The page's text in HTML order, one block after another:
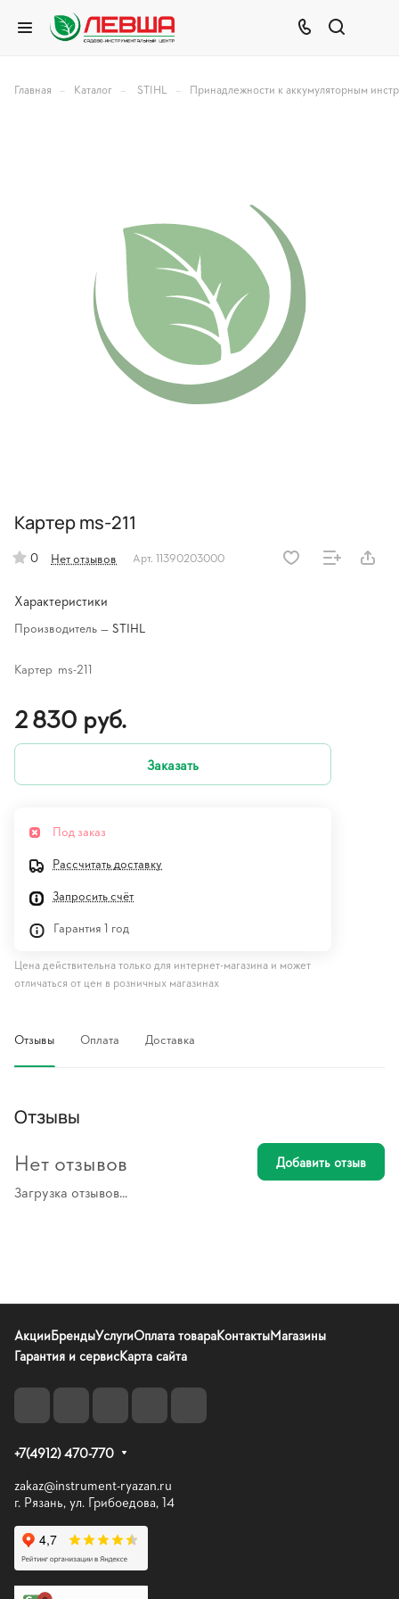
Главная – Каталог – STIHL – Принадлежности к аккумуляторным
Картер ms-211
0 Нет отзывов Арт. 11390203000
Характеристики
Производитель — STIHL
Картер ms-211
2 830 руб.
Заказать
Под заказ
Рассчитать доставку
Запросить счёт
Гарантия 1 год
Цена действительна только для интернет-магазина и может
отличаться от цен в розничных магазинах
Отзывы Оплата Доставка
Отзывы
Загрузка отзывов...
Нет отзывов Добавить отзыв
АкцииБрендыУслугиОплата товараКонтактыМагазины
Гарантия и сервисКарта сайта
+7(4912) 470-770
zakaz@instrument-ryazan.ru
г. Рязань, ул. Грибоедова, 14